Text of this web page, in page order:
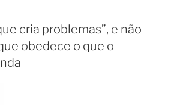
cria problemas”, e não
obedece o que o